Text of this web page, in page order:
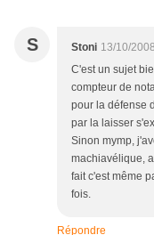
S Stoni 13/10/
C'est un sujet
compteur de
pour la défense
par la laisser
Sinon mymp,
machiavélique,
fait c'est même
fois.
Répondre